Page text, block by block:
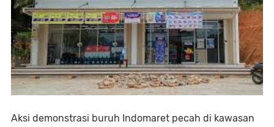
Aksi demonstrasi buruh Indomaret pecah di kawasan